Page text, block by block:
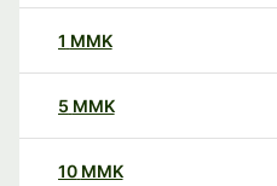
1 MMK
5 MMK
10 MMK